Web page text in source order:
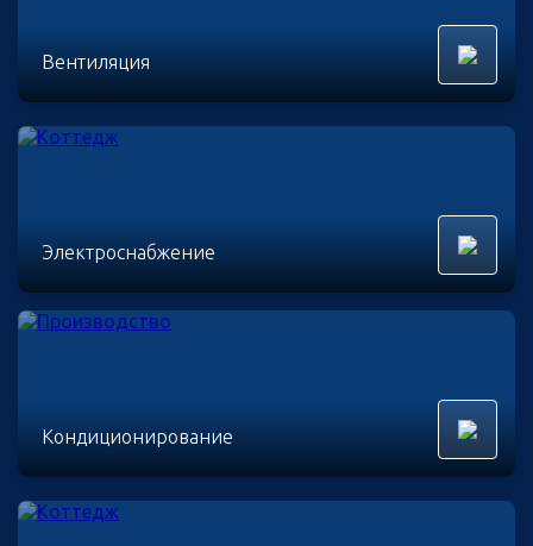
Вентиляция
Электроснабжение
Кондиционирование